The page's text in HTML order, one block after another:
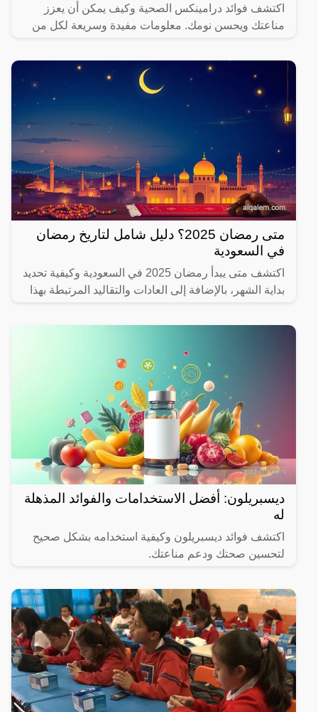
اكتشف فوائد درامينكس الصحية وكيف يمكن أن يعزز
مناعتك ويحسن نومك. معلومات مفيدة وسريعة لكل من
متى رمضان 2025؟ دليل شامل لتاريخ رمضان
في السعودية
اكتشف متى يبدأ رمضان 2025 في السعودية وكيفية تحديد
بداية الشهر، بالإضافة إلى العادات والتقاليد المرتبطة بهذا
ديسبريلون: أفضل الاستخدامات والفوائد المذهلة
له
اكتشف فوائد ديسبريلون وكيفية استخدامه بشكل صحيح
لتحسين صحتك ودعم مناعتك.